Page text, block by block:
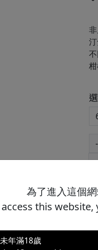
-
為了進入這個
this
年滿18歲